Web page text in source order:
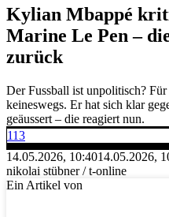
Kylian Mbappé
Marine Le Pen –
zurück
Der Fussball ist unpolitisch?
keineswegs. Er hat sich klar
geäussert – die reagiert nun.
113
14.05.2026, 10:4014.05.2026,
nikolai stübner / t-online
Ein Artikel von